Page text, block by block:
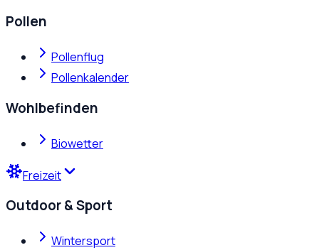
Pollen
Pollenflug
Pollenkalender
Wohlbefinden
Biowetter
Freizeit
Outdoor & Sport
Wintersport